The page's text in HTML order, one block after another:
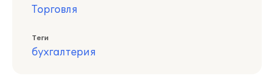
Торговля
Теги
бухгалтерия